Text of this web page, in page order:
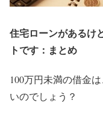
住宅ローンがあるけ
トです：まとめ
100万円未満の借金
いのでしょう？